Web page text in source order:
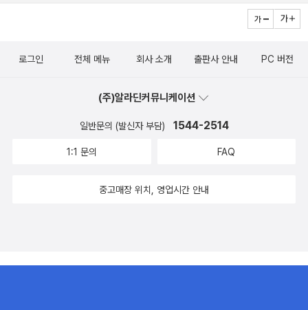
로그인 전체 메뉴 회사 소개 출판사 안내 PC 버전
(주)알라딘커뮤니케이션
일반문의 (발신자 부담) 1544-2514
1:1 문의 FAQ
중고매장 위치, 영업시간 안내